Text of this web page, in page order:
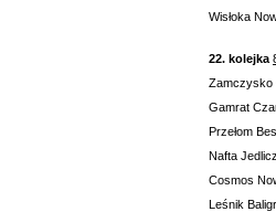
Wisłoka
22. kolejka
Zamczysko
Gamrat
Przełom
Nafta
Cosmos
Leśnik